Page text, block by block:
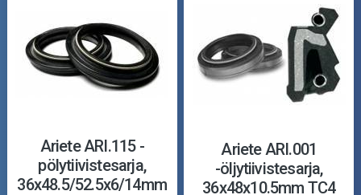
Ariete ARI.115 -
pölytiivistesarja,
36x48.5/52.5x6/14mm
Ariete ARI.001
-öljytiivistesarja,
36x48x10.5mm TC4